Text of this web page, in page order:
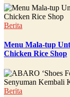
Berita
Menu Mala-tup
Chicken Rice Shop
Berita